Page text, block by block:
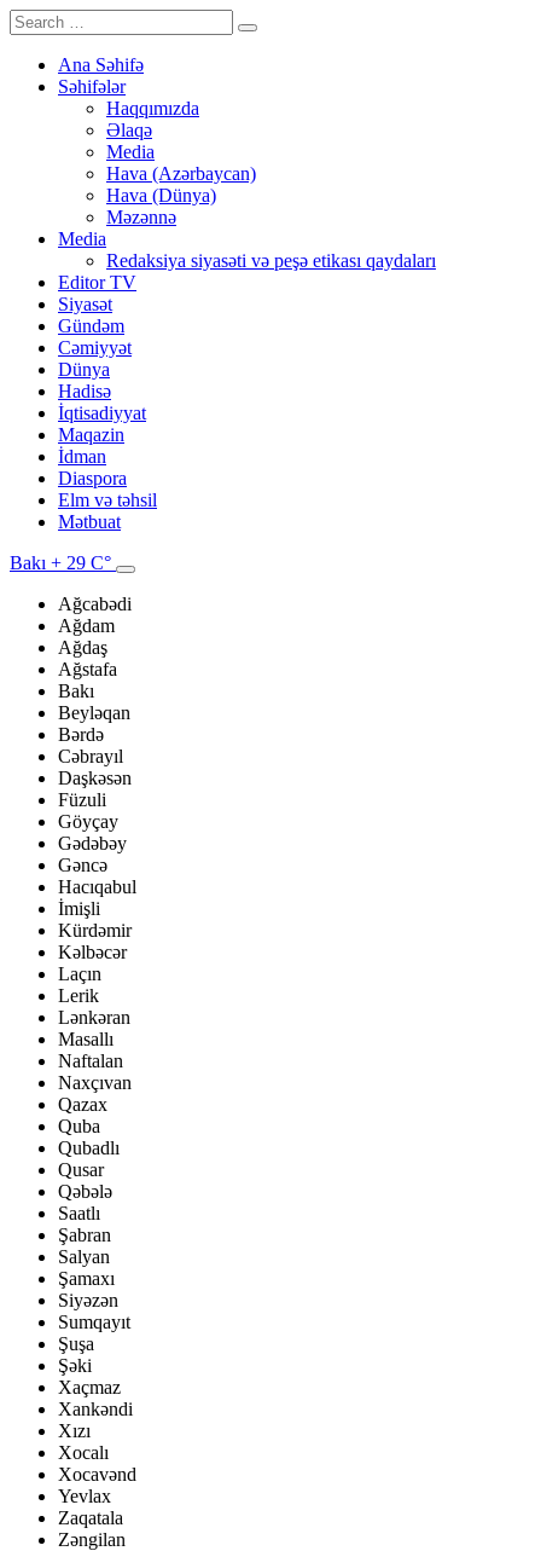
Ana Səhifə
Səhifələr
Haqqımızda
Əlaqə
Media
Hava (Azərbaycan)
Hava (Dünya)
Məzənnə
Media
Redaksiya siyasəti və peşə etikası qaydaları
Editor TV
Siyasət
Gündəm
Cəmiyyət
Dünya
Hadisə
İqtisadiyyat
Maqazin
İdman
Diaspora
Elm və təhsil
Mətbuat
Bakı + 29 C°
Ağcabədi
Ağdam
Ağdaş
Ağstafa
Bakı
Beyləqan
Bərdə
Cəbrayıl
Daşkəsən
Füzuli
Göyçay
Gədəbəy
Gəncə
Hacıqabul
İmişli
Kürdəmir
Kəlbəcər
Laçın
Lerik
Lənkəran
Masallı
Naftalan
Naxçıvan
Qazax
Quba
Qubadlı
Qusar
Qəbələ
Saatlı
Şabran
Salyan
Şamaxı
Siyəzən
Sumqayıt
Şuşa
Şəki
Xaçmaz
Xankəndi
Xızı
Xocalı
Xocavənd
Yevlax
Zaqatala
Zəngilan